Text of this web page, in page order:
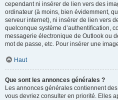
cependant ni insérer de lien vers des
ordinateur (à moins, bien évidemment,
serveur internet), ni insérer de lien vers
quelconque système d’authentification,
messagerie électronique de Outlook ou
mot de passe, etc. Pour insérer une
Haut
Que sont les annonces générales ?
Les annonces générales contiennent
vous devriez consulter en priorité. Elles